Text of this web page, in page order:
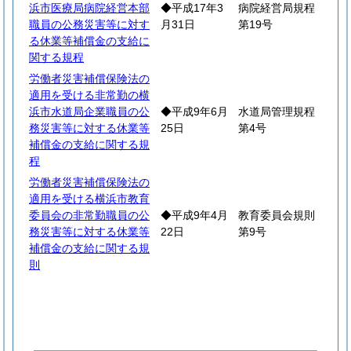
浜市医療局病院経営本部
職員の公務災害等に対す
る休業等補償金の支給に
関する規程
◆平成17年3
月31日
病院経営局規程
第19号
労働者災害補償保険法の
適用を受ける非常勤の横
浜市水道局企業職員の公
務災害等に対する休業等
補償金の支給に関する規
程
◆平成9年6月
25日
水道局管理規程
第4号
労働者災害補償保険法の
適用を受ける横浜市教育
委員会の非常勤職員の公
務災害等に対する休業等
補償金の支給に関する規
則
◆平成9年4月
22日
教育委員会規則
第9号